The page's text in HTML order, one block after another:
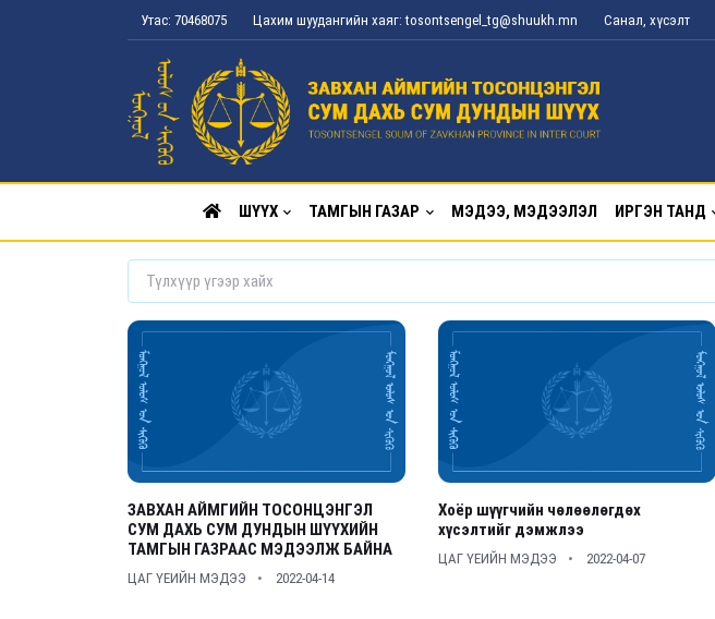
Утас: 70468075 Цахим шуудангийн хаяг: tosontsengel_tg@shuukh.mn Санал, хүсэлт
ШҮҮХ ТАМГЫН ГАЗАР МЭДЭЭ, МЭДЭЭЛЭЛ ИРГЭН ТАНД
ЗАВХАН АЙМГИЙН ТОСОНЦЭНГЭЛ
СУМ ДАХЬ СУМ ДУНДЫН ШҮҮХИЙН
ТАМГЫН ГАЗРААС МЭДЭЭЛЖ БАЙНА
ЦАГ ҮЕИЙН МЭДЭЭ 2022-04-14
Хоёр шүүгчийн чөлөөлөгдөх
хүсэлтийг дэмжлээ
ЦАГ ҮЕИЙН МЭДЭЭ 2022-04-07